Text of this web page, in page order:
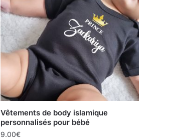
Vêtements de body islamique
personnalisés pour bébé
9.00€